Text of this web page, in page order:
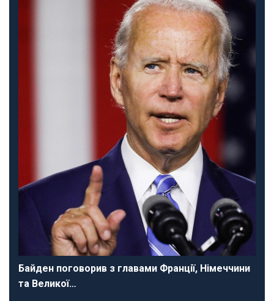
Байден поговорив з главами Франції, Німеччини
та Великої…